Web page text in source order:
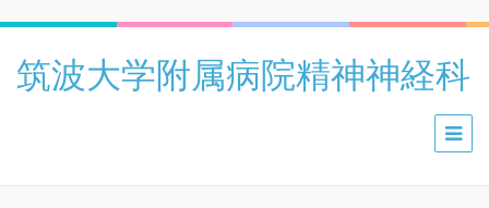
筑波大学附属病院精神神経科